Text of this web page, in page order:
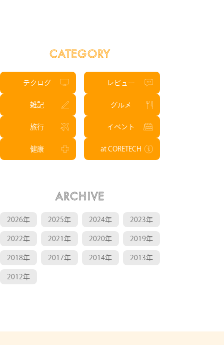
CATEGORY
テクログ レビュー
雑記 グルメ
旅行 イベント
健康 at CORETECH
ARCHIVE
2026年 2025年 2024年 2023年
2022年 2021年 2020年 2019年
2018年 2017年 2014年 2013年
2012年